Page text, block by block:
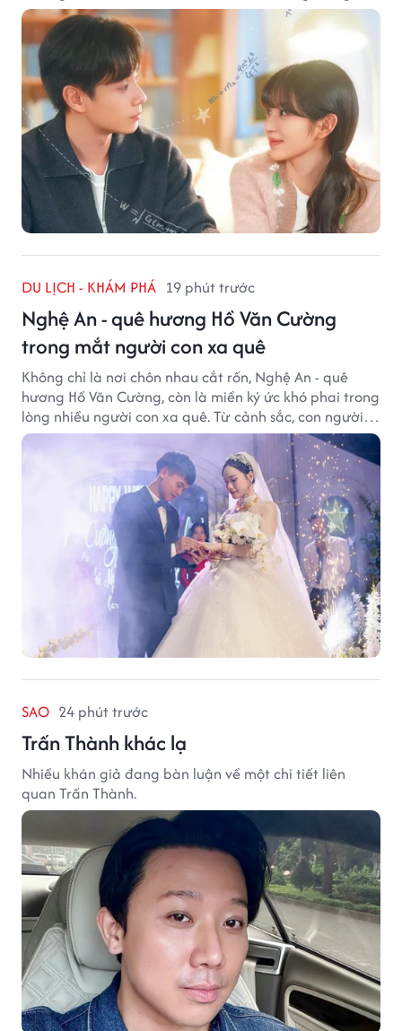
DU LỊCH - KHÁM PHÁ 19 phút trước
Nghệ An - quê hương Hồ Văn Cường
trong mắt người con xa quê
Không chỉ là nơi chôn nhau cắt rốn, Nghệ An - quê
hương Hồ Văn Cường, còn là miền ký ức khó phai trong
lòng nhiều người con xa quê. Từ cảnh sắc, con người
đến hương vị quê nhà, tất cả đều trở thành những
điều khiến họ luôn mong ngày trở về.
SAO 24 phút trước
Trấn Thành khác lạ
Nhiều khán giả đang bàn luận về một chi tiết liên
quan Trấn Thành.